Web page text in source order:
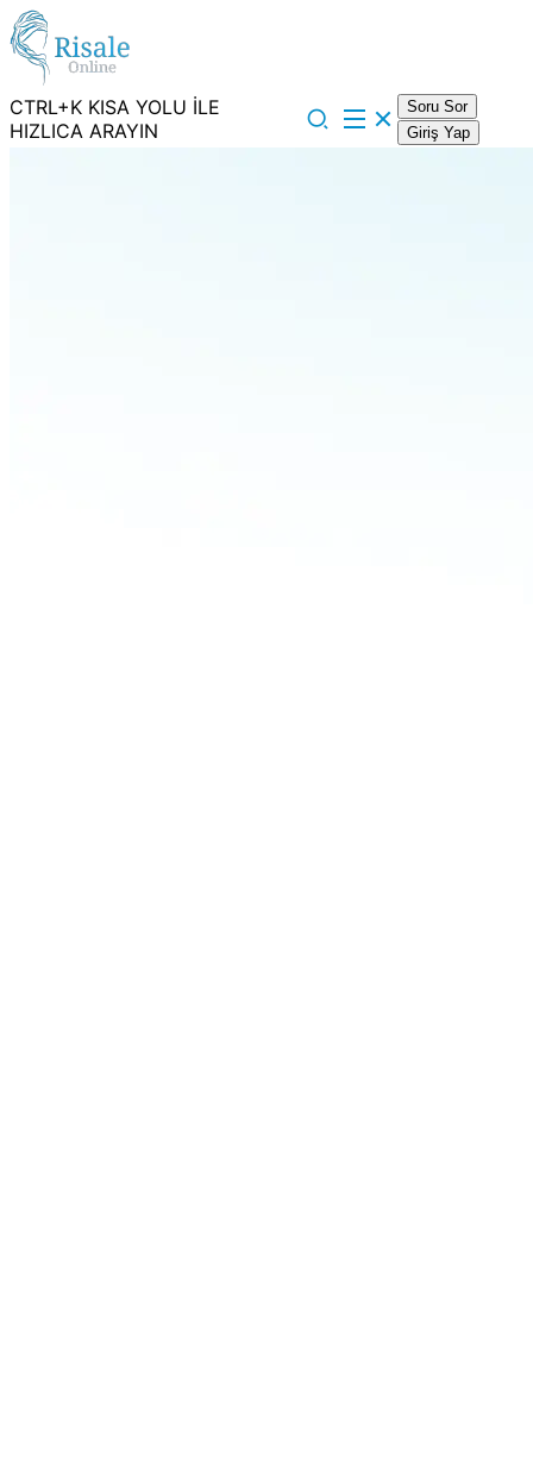
CTRL+K KISA YOLU İLE
HIZLICA ARAYIN
Soru Sor
Giriş Yap